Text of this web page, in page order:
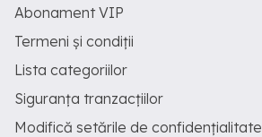
Abonament VIP
Termeni și condiții
Lista categoriilor
Siguranța tranzacțiilor
Modifică setările de confidențialitate